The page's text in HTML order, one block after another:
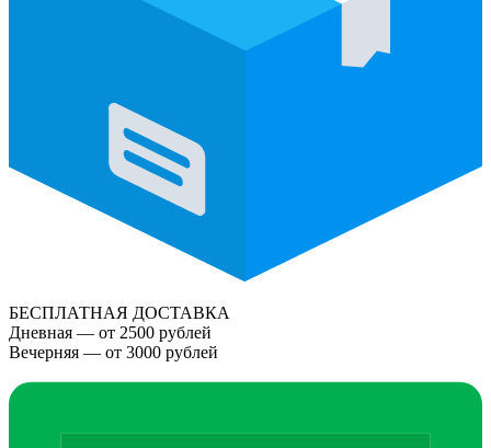
БЕСПЛАТНАЯ ДОСТАВКА
Дневная — от 2500 рублей
Вечерняя — от 3000 рублей